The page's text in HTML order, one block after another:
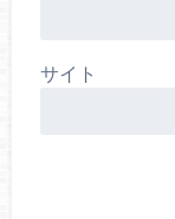
サイト